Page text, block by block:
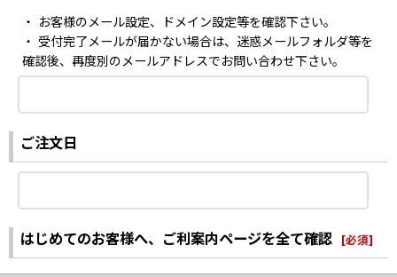
・ お客様のメール設定、ドメイン設定等を確認下さい。
・ 受付完了メールが届かない場合は、迷惑メールフォルダ等を
確認後、再度別のメールアドレスでお問い合わせ下さい。
ご注文日
はじめてのお客様へ、ご利案内ページを全て確認 [必須]